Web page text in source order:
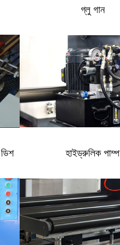
গ্লু গান
হাইড্রুলিক পাম্প